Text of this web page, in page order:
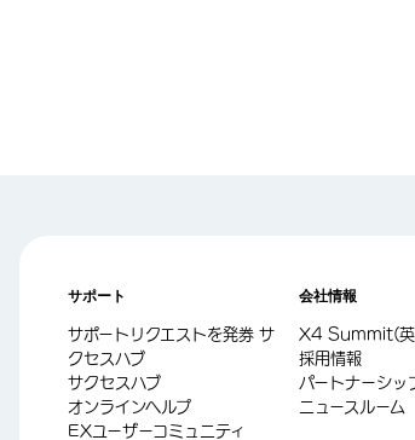
サポート
サポートリクエストを発券 サ
クセスハブ
サクセスハブ
オンラインヘルプ
EXユーザーコミュニティ
会社情報
X4 Summit(英
採用情報
パートナーシッ
ニュースルーム